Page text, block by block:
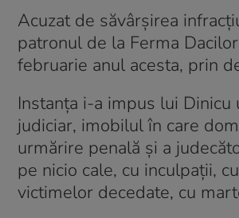
Acuzat de săvârşirea
patronul de la Ferma
februarie anul acesta, prin
Instanţa i-a impus lui
judiciar, imobilul în care
urmărire penală şi a
pe nicio cale, cu inculpaţii,
victimelor decedate, cu